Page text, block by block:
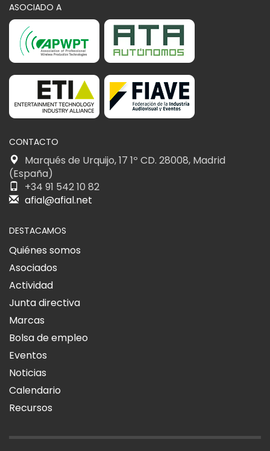
ASOCIADO A
CONTACTO
Marqués de Urquijo, 17 1º CD. 28008, Madrid
(España)
+34 91 542 10 82
afial@afial.net
DESTACAMOS
Quiénes somos
Asociados
Actividad
Junta directiva
Marcas
Bolsa de empleo
Eventos
Noticias
Calendario
Recursos